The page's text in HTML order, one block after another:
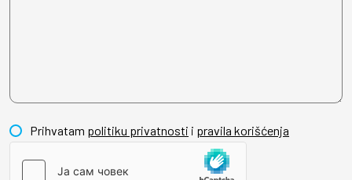
Prihvatam politiku privatnosti i pravila korišćenja